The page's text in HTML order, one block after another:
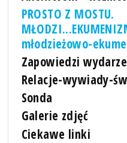
PROSTO Z MOSTU.
młodzieżowo-
Zapowiedzi
Relacje-wywiady-
Sonda
Galerie zdjęć
Ciekawe linki